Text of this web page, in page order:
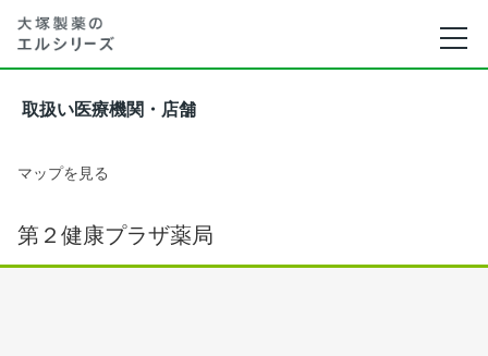
取扱い医療機関・店舗
マップを見る
第２健康プラザ薬局